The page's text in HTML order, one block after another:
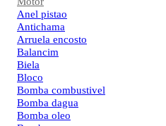
Anel pistao
Antichama
Arruela encosto
Balancim
Biela
Bloco
Bomba combustivel
Bomba dagua
Bomba oleo